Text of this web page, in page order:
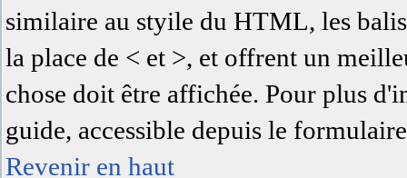
similaire au styile du HTML, les
la place de < et >, et offrent un
chose doit être affichée. Pour plus
guide, accessible depuis le
Revenir en haut